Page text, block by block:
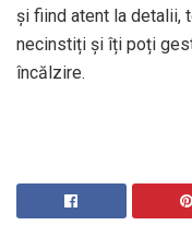
și fiind atent la detalii,
necinstiți și îți poți
încălzire.